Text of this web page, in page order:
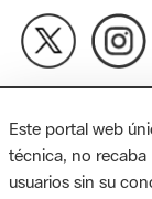
MAPA WEB AVISO LEGAL
Diputación de
08005 Barcelona.
Este portal web
técnica, no
usuarios sin su